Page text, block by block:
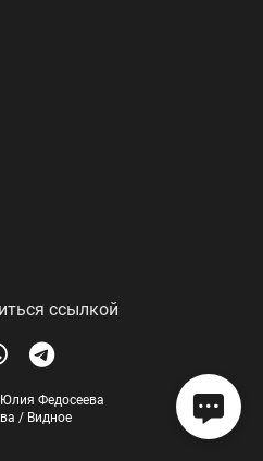
ссылкой
Федосеева
/ Видное